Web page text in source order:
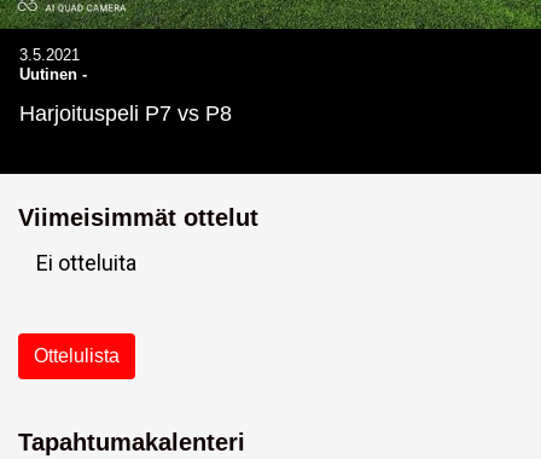
3.5.2021
Uutinen -
Harjoituspeli P7 vs P8
Viimeisimmät ottelut
Ei otteluita
Ottelulista
Tapahtumakalenteri